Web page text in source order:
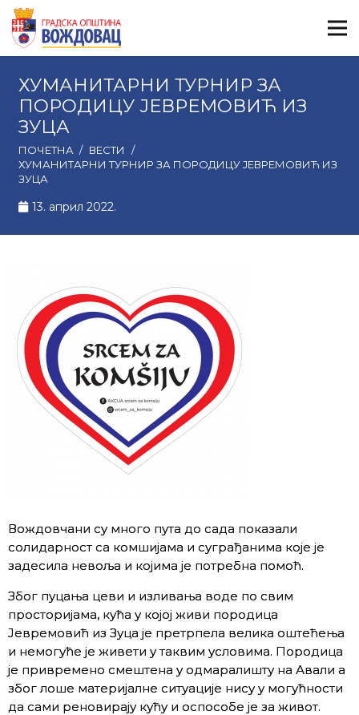
ХУМАНИТАРНИ ТУРНИР ЗА
ПОРОДИЦУ ЈЕВРЕМОВИЋ ИЗ
ЗУЦА
ПОЧЕТНА / ВЕСТИ
/
ХУМАНИТАРНИ ТУРНИР ЗА ПОРОДИЦУ ЈЕВРЕМОВИЋ ИЗ
ЗУЦА
13. април 2022.
Вождовчани су много пута до сада показали
солидарност са комшијама и суграђанима које је
задесила невоља и којима је потребна помоћ.
Због пуцања цеви и изливања воде по свим
просторијама, кућа у којој живи породица
Јевремовић из Зуца је претрпела велика оштећења
и немогуће је живети у таквим условима. Породица
је привремено смештена у одмаралишту на Авали а
због лоше материјалне ситуације нису у могућности
да сами реновирају кућу и оспособе је за живот.